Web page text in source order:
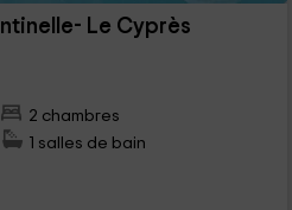
Le Cyprès
2 chambres
1 salles de bain